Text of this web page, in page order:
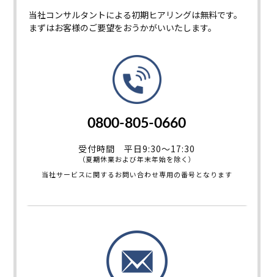
当社コンサルタントによる初期ヒアリングは無料です。
まずはお客様のご要望をおうかがいいたします。
0800-805-0660
受付時間 平日9:30～17:30
（夏期休業および年末年始を除く）
当社サービスに関するお問い合わせ専用の番号となります